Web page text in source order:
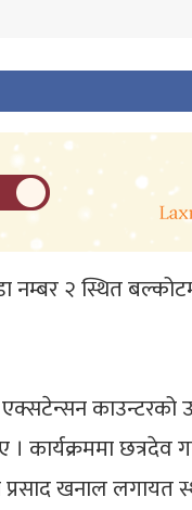
नम्बर २ स्थित
काउन्टरको
कार्यक्रममा छत्रदेव
खनाल लगायत